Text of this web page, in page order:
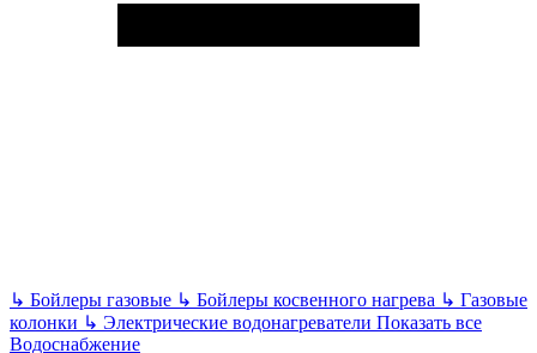
↳ Бойлеры газовые ↳ Бойлеры косвенного нагрева ↳ Газовые
колонки ↳ Электрические водонагреватели Показать все
Водоснабжение